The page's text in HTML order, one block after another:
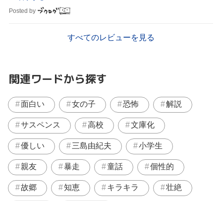
Posted by
すべてのレビューを見る
関連ワードから探す
面白い 女の子 恐怖 解説
サスペンス 高校 文庫化
優しい 三島由紀夫 小学生
親友 暴走 童話 個性的
故郷 知恵 キラキラ 壮絶